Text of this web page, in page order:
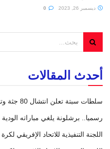
ديسمبر 26, 2023
أحدث المقالات
سلطات سبتة تعلن انتشال 80 جثة وتحديد هوية أربعة ضحايا
رسميا.. برشلونة يلغي مباراته
اللجنة التنفيذية للاتحاد الإفريقي